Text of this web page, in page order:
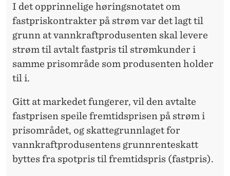
I det opprinnelige høringsnotatet om
fastpriskontrakter på strøm var det lagt til
grunn at vannkraftprodusenten skal levere
strøm til avtalt fastpris til strømkunder i
samme prisområde som produsenten holder
til i.
Gitt at markedet fungerer, vil den avtalte
fastprisen speile fremtidsprisen på strøm i
prisområdet, og skattegrunnlaget for
vannkraftprodusentens grunnrenteskatt
byttes fra spotpris til fremtidspris (fastpris).